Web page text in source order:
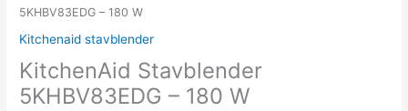
5KHBV83EDG – 180 W
Kitchenaid stavblender
KitchenAid Stavblender
5KHBV83EDG – 180 W